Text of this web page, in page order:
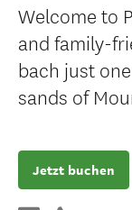
Welcome to
and family-
bach just
sands of
Jetzt buchen